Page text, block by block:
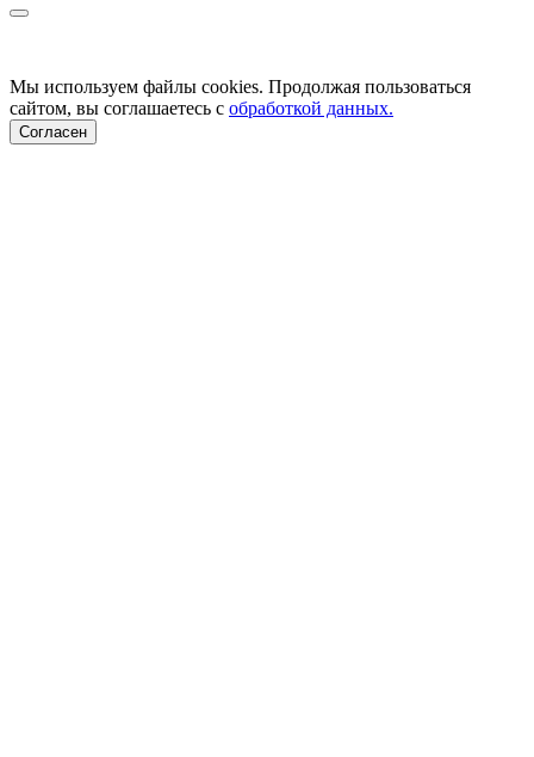
Мы используем файлы cookies. Продолжая пользоваться
сайтом, вы соглашаетесь с обработкой данных.
Согласен